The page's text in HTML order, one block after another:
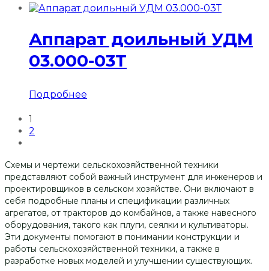
Аппарат доильный УДМ
03.000-03Т
Подробнее
1
2
Схемы и чертежи сельскохозяйственной техники
представляют собой важный инструмент для инженеров и
проектировщиков в сельском хозяйстве. Они включают в
себя подробные планы и спецификации различных
агрегатов, от тракторов до комбайнов, а также навесного
оборудования, такого как плуги, сеялки и культиваторы.
Эти документы помогают в понимании конструкции и
работы сельскохозяйственной техники, а также в
разработке новых моделей и улучшении существующих.